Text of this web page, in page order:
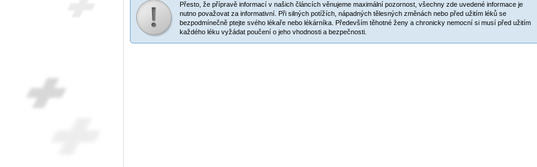
Přesto, že přípravě informací v našich článcích věnujeme maximální pozornost, všechny zde uvedené informace je
nutno považovat za informativní. Při silných potížích, nápadných tělesných změnách nebo před užitím léků se
bezpodmínečně ptejte svého lékaře nebo lékárníka. Především těhotné ženy a chronicky nemocní si musí před užitím
každého léku vyžádat poučení o jeho vhodnosti a bezpečnosti.